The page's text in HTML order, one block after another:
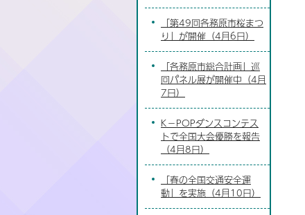
「第49回各務原市桜まつ
り」が開催（4月6日）
「各務原市総合計画」巡
回パネル展が開催中（4月
7日）
K－POPダンスコンテス
トで全国大会優勝を報告
（4月8日）
「春の全国交通安全運
動」を実施（4月10日）